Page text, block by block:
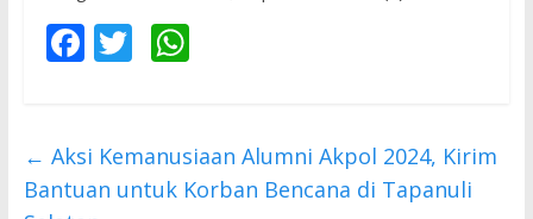
F
b
o
T
er
W
s
A
← Aksi Kemanusiaan Alumni Akpol 2024, Kirim
Bantuan untuk Korban Bencana di Tapanuli